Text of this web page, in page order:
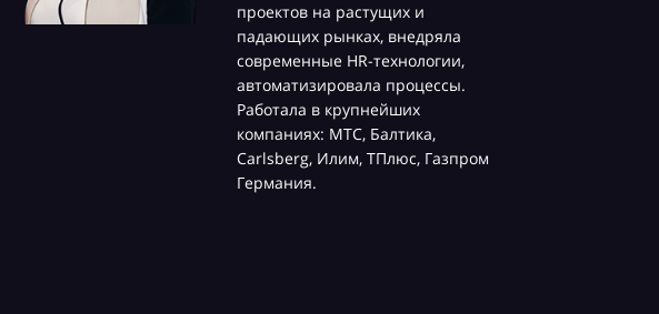
проектов на растущих и
падающих рынках, внедряла
современные HR-технологии,
автоматизировала процессы.
Работала в крупнейших
компаниях: МТС, Балтика,
Carlsberg, Илим, ТПлюс, Газпром
Германия.